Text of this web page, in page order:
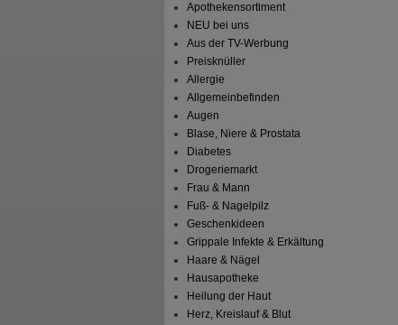
Apothekensortiment
NEU bei uns
Aus der TV-Werbung
Preisknüller
Allergie
Allgemeinbefinden
Augen
Blase, Niere & Prostata
Diabetes
Drogeriemarkt
Frau & Mann
Fuß- & Nagelpilz
Geschenkideen
Grippale Infekte & Erkältung
Haare & Nägel
Hausapotheke
Heilung der Haut
Herz, Kreislauf & Blut